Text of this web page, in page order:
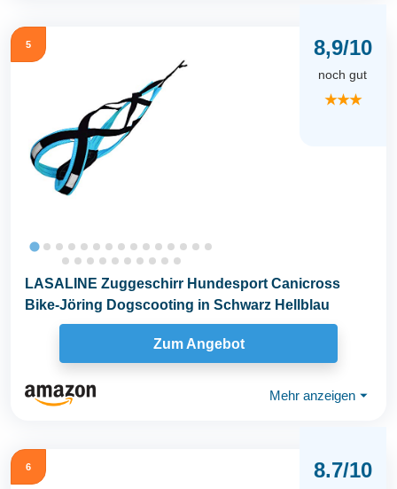
5 8,9/10
noch gut
★★★
LASALINE Zuggeschirr Hundesport Canicross
Bike-Jöring Dogscooting in Schwarz Hellblau
Zum Angebot
Mehr anzeigen ⏷
6 8.7/10